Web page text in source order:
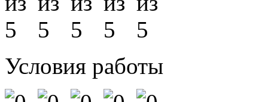
Условия работы